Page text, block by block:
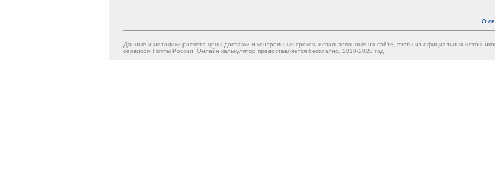
О
Данные и методики расчета цены доставки и контрольных сроков, использованные на сайте, взяты из официальных
сервисом Почты России. Онлайн калькулятор предоставляется бесплатно. 2010-2020 год.